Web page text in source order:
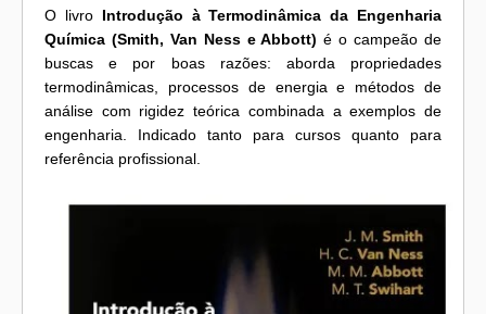
O livro Introdução à Termodinâmica da Engenharia
Química (Smith, Van Ness e Abbott) é o campeão de
buscas e por boas razões: aborda propriedades
termodinâmicas, processos de energia e métodos de
análise com rigidez teórica combinada a exemplos de
engenharia. Indicado tanto para cursos quanto para
referência profissional.